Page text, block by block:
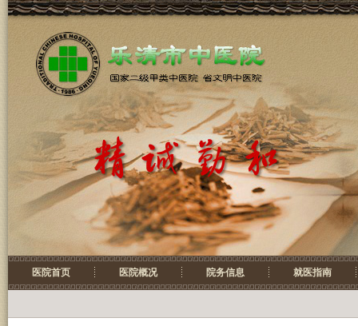
医院首页 医院概况 院务信息 就医指南